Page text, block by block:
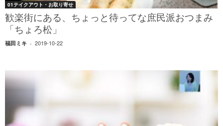
01テイクアウト・お取り寄せ
歓楽街にある、ちょっと待ってな庶民派おつまみ
「ちょろ松」
福田ミキ - 2019-10-22